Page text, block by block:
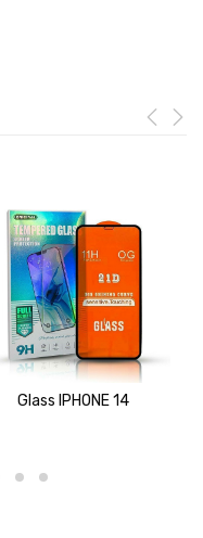
Glass IPHONE 14